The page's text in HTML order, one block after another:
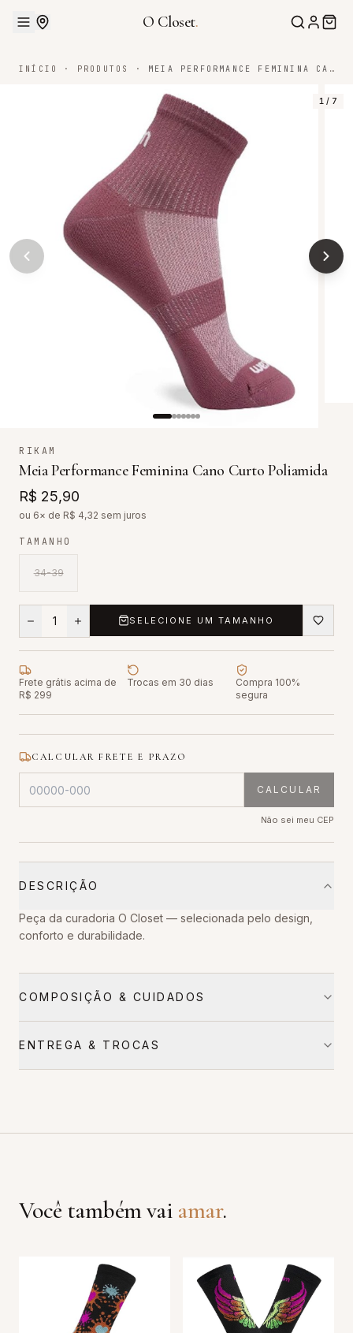
O Closet.
INÍCIO · PRODUTOS · MEIA PERFORMANCE FEMININA CANO CURTO POLIAMIDA
1 / 7
RIKAM
Meia Performance Feminina Cano Curto Poliamida
R$ 25,90
ou 6× de R$ 4,32 sem juros
TAMANHO
34-39
1 SELECIONE UM TAMANHO
Frete grátis acima de
R$ 299
Trocas em 30 dias
Compra 100%
segura
CALCULAR FRETE E PRAZO
CALCULAR
Não sei meu CEP
DESCRIÇÃO
Peça da curadoria O Closet — selecionada pelo design,
conforto e durabilidade.
COMPOSIÇÃO & CUIDADOS
ENTREGA & TROCAS
Você também vai amar.